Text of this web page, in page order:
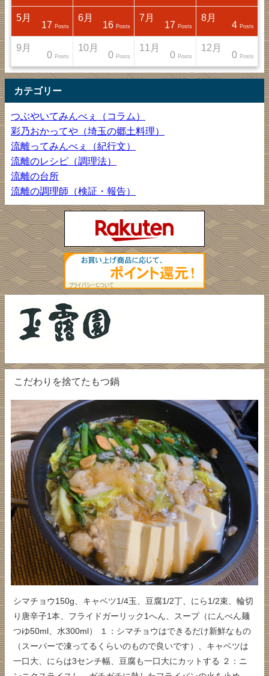
5月
17 Posts
6月
16 Posts
7月
17 Posts
8月
4 Posts
9月
0 Posts
10月
0 Posts
11月
0 Posts
12月
0 Posts
カテゴリー
つぶやいてみんべぇ（コラム）
彩乃おかってや（埼玉の郷土料理）
流離ってみんべぇ（紀行文）
流離のレシピ（調理法）
流離の台所
流離の調理師（検証・報告）
こだわりを捨てたもつ鍋
シマチョウ150g、キャベツ1/4玉、豆腐1/2丁、にら1/2束、輪切
り唐辛子1本、フライドガーリック1へん、スープ（にんべん麺
つゆ50ml、水300ml） １：シマチョウはできるだけ新鮮なもの
（スーパーで凍ってるくらいのもので良いです）、キャベツは
一口大、にらは3センチ幅、豆腐も一口大にカットする ２：ニ